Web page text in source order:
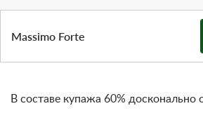
Massimo Forte
В составе купажа 60% досконально